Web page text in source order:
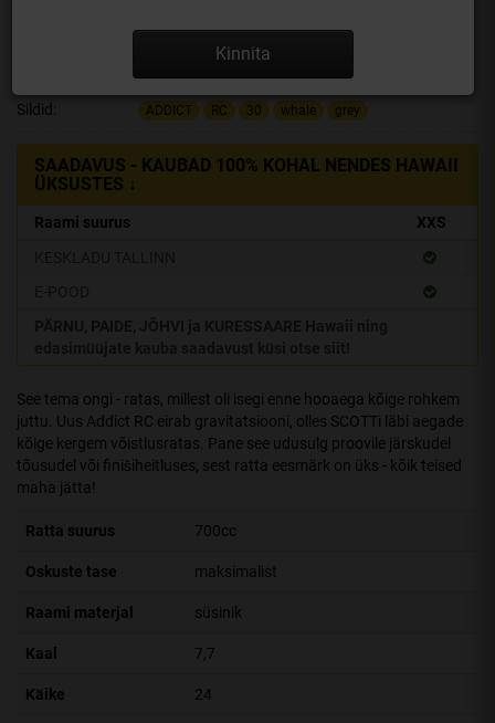
Kinnita
ADDICT RC 30
Sildid:
ADDICT RC 30 whale grey
SAADAVUS - KAUBAD 100% KOHAL NENDES HAWAII
ÜKSUSTES ↓
Raami suurus
XXS
See tema ongi - ratas, millest oli isegi enne hooaega kõige rohkem
juttu. Uus Addict RC eirab gravitatsiooni, olles SCOTTi läbi aegade
kõige kergem võistlusratas. Pane see udusulg proovile järskudel
tõusudel või finišiheitluses, sest ratta eesmärk on üks - kõik teised
maha jätta!
Ratta suurus 700cc
Oskuste tase maksimalist
Raami materjal süsinik
Kaal 7,7
Käike 24